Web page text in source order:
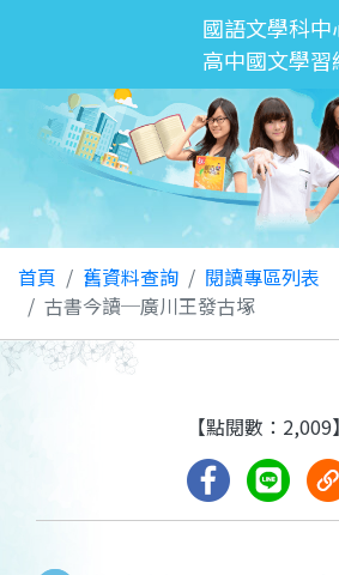
國語文學科中
高中國文學習
首頁 舊資料查詢
閱讀專區列表
古書今讀─廣川王發古塚
【點閱數：2,009】